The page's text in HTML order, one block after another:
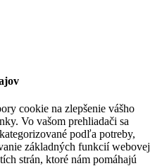
cookie na zlepšenie vášho
Vo vašom prehliadači sa
podľa potreby,
základných funkcií webovej
strán, ktoré nám pomáhajú